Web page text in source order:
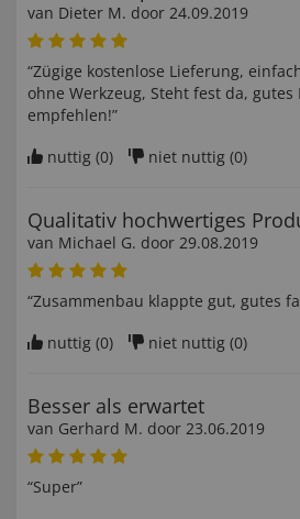
van Dieter M. door 24.09.2019
“Zügige kostenlose Lieferung,
ohne Werkzeug, Steht fest da, gutes
empfehlen!”
nuttig (0) niet nuttig (0)
Qualitativ hochwertiges
van Michael G. door 29.08.2019
“Zusammenbau klappte gut, gutes
nuttig (0) niet nuttig (0)
Besser als erwartet
van Gerhard M. door 23.06.2019
“Super”